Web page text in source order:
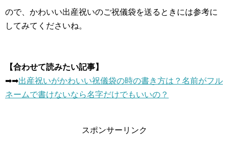
ので、かわいい出産祝いのご祝儀袋を送るときには参考に
してみてくださいね。
【合わせて読みたい記事】
➡︎➡︎出産祝いがかわいい祝儀袋の時の書き方は？名前がフル
ネームで書けないなら名字だけでもいいの？
スポンサーリンク